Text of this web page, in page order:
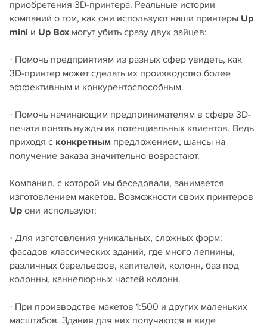
приобретения 3D-принтера. Реальные истории
компаний о том, как они используют наши принтеры Up
mini и Up Box могут убить сразу двух зайцев:
· Помочь предприятиям из разных сфер увидеть, как
3D-принтер может сделать их производство более
эффективным и конкурентоспособным.
· Помочь начинающим предпринимателям в сфере 3D-
печати понять нужды их потенциальных клиентов. Ведь
приходя с конкретным предложением, шансы на
получение заказа значительно возрастают.
Компания, с которой мы беседовали, занимается
изготовлением макетов. Возможности своих принтеров
Up они используют:
· Для изготовления уникальных, сложных форм:
фасадов классических зданий, где много лепнины,
различных барельефов, капителей, колонн, баз под
колонны, каннелюрных частей колонн.
· При производстве макетов 1:500 и других маленьких
масштабов. Здания для них получаются в виде